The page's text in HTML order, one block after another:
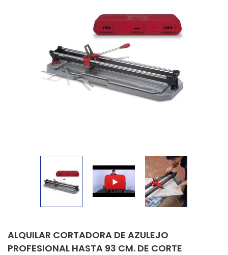
ALQUILAR CORTADORA DE AZULEJO
PROFESIONAL HASTA 93 CM. DE CORTE